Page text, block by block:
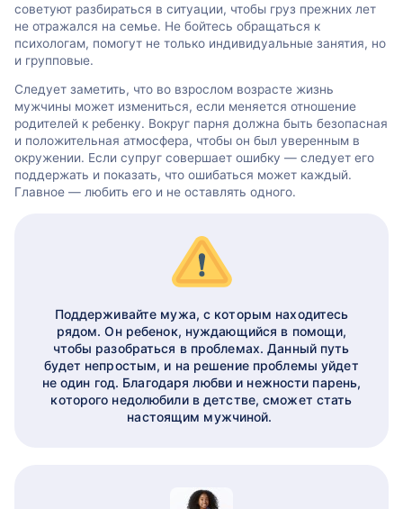
советуют разбираться в ситуации, чтобы груз прежних лет
не отражался на семье. Не бойтесь обращаться к
психологам, помогут не только индивидуальные занятия, но
и групповые.
Следует заметить, что во взрослом возрасте жизнь
мужчины может измениться, если меняется отношение
родителей к ребенку. Вокруг парня должна быть безопасная
и положительная атмосфера, чтобы он был уверенным в
окружении. Если супруг совершает ошибку — следует его
поддержать и показать, что ошибаться может каждый.
Главное — любить его и не оставлять одного.
Поддерживайте мужа, с которым находитесь
рядом. Он ребенок, нуждающийся в помощи,
чтобы разобраться в проблемах. Данный путь
будет непростым, и на решение проблемы уйдет
не один год. Благодаря любви и нежности парень,
которого недолюбили в детстве, сможет стать
настоящим мужчиной.